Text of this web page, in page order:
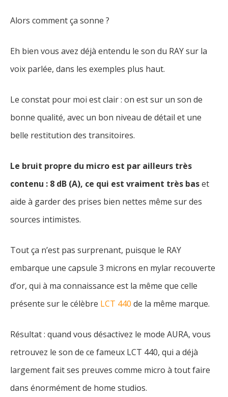
Alors comment ça sonne ?
Eh bien vous avez déjà entendu le son du RAY sur la
voix parlée, dans les exemples plus haut.
Le constat pour moi est clair : on est sur un son de
bonne qualité, avec un bon niveau de détail et une
belle restitution des transitoires.
Le bruit propre du micro est par ailleurs très
contenu : 8 dB (A), ce qui est vraiment très baset
aide à garder des prises bien nettes même sur des
sources intimistes.
Tout ça n’est pas surprenant, puisque le RAY
embarque une capsule 3 microns en mylar recouverte
d’or, qui à ma connaissance est la même que celle
présente sur le célèbre LCT 440 de la même marque.
Résultat : quand vous désactivez le mode AURA, vous
retrouvez le son de ce fameux LCT 440, qui a déjà
largement fait ses preuves comme micro à tout faire
dans énormément de home studios.